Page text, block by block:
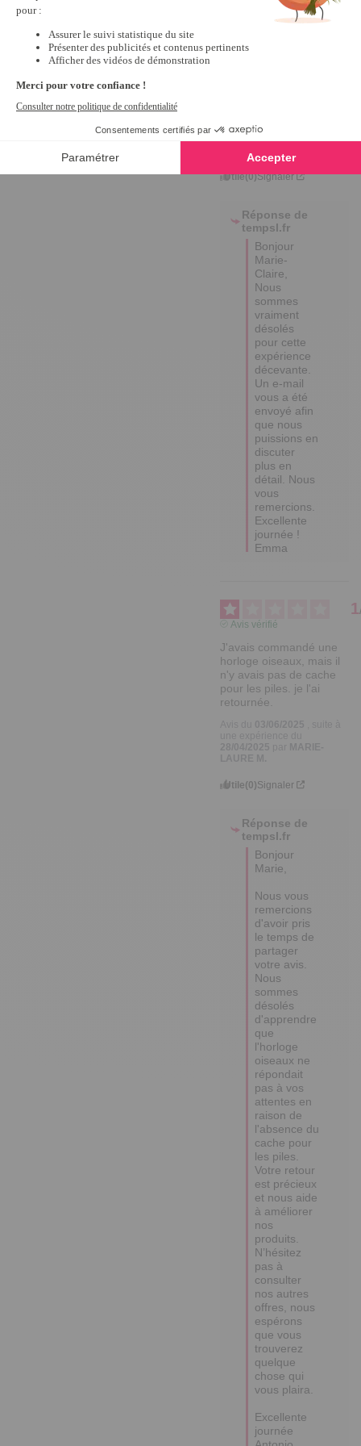
une expérience du
18/07/2025 parMARIE-
Utile(0)Signaler
Réponse de
tempsl.fr
Bonjour
Marie-
Claire,
Nous
sommes
vraiment
désolés
pour cette
expérience
décevante.
Un e-mail
vous a été
envoyé afin
que nous
puissions en
discuter
plus en
détail. Nous
vous
remercions.
Excellente
journée !
Emma
1
Avis vérifié
J'avais commandé une
horloge oiseaux, mais il
n'y avais pas de cache
pour les piles. je l'ai
retournée.
Utile(0)Signaler
Réponse de
tempsl.fr
Bonjour
Marie,
Nous vous
remercions
d'avoir pris
le temps de
partager
votre avis.
Nous
sommes
désolés
d'apprendre
que
l'horloge
oiseaux ne
répondait
pas à vos
attentes en
raison de
l'absence du
cache pour
les piles.
Votre retour
est précieux
et nous aide
à améliorer
nos
produits.
N’hésitez
pas à
consulter
nos autres
offres, nous
espérons
que vous
trouverez
quelque
chose qui
vous plaira.
Excellente
journée